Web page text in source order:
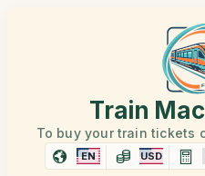
Train
To buy your train tickets
EN USD